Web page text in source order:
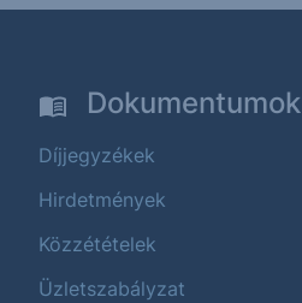
Dokumentumok
Díjjegyzékek
Hirdetmények
Közzétételek
Üzletszabályzat